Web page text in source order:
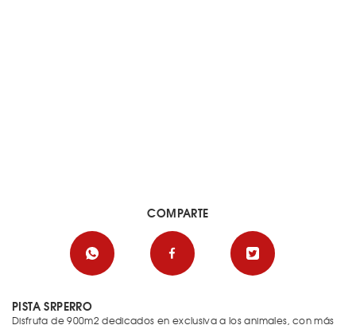
PISTA SRPERRO
Disfruta de 900m2 dedicados en exclusiva a los animales, con más
COMPARTE